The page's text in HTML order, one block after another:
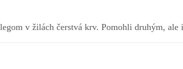
v žilách čerstvá krv. Pomohli druhým,